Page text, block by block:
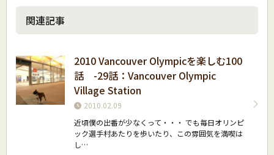
関連記事
2010 Vancouver Olympicを楽しむ100
話 -29話：Vancouver Olympic
Village Station
2010.02.09
近頃僕の出番が少なくって・・・ でも毎日オリンピ
ック選手村あたりを歩いたり、この雰囲気を満喫は
し…